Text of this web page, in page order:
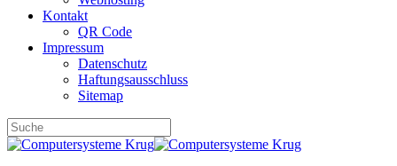
Kontakt
QR Code
Impressum
Datenschutz
Haftungsausschluss
Sitemap